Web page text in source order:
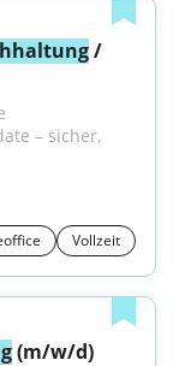
/
– sicher,
Vollzeit
(m/w/d)